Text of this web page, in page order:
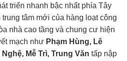
triển nhanh bậc nhất phía Tây
tâm mới của hàng loạt công
nhà cao tầng và chung cư hiện
mạch như Phạm Hùng, Lê
Mễ Trì, Trung Văn tấp nập